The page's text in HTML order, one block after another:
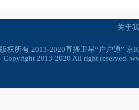
关于
版权所有 2013-2020直播卫星“户户通” 京
Copyright 2013-2020 All right reserved.